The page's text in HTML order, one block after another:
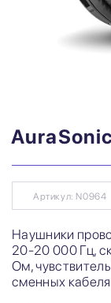
Артикул: N0964
Наушники
20-20 000 Гц,
Ом,
сменных